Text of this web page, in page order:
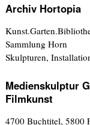
Archiv Hortopia
Sammlung Horn
Skulpturen,
Medienskulptur
Filmkunst
4700 Buchtitel, 5800